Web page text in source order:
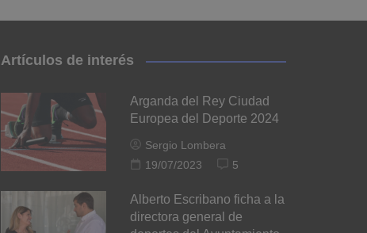
Artículos de interés
Arganda del Rey Ciudad
Europea del Deporte 2024
Sergio Lombera
19/07/2023
5
Alberto Escribano ficha a la
directora general de